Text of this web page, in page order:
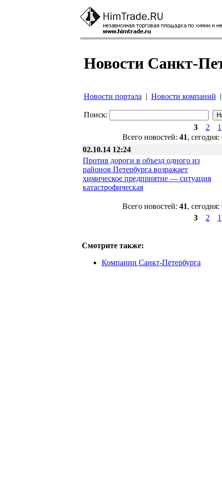
Новости Санкт-
Новости портала | Новости компаний
Поиск:
3
2
1
Всего новостей: 41, сегодня:
02.10.14 12:24
Против дороги в объезд одного из
районов Петербурга возражает
химическое предприятие — ситуация
катастрофическая
Всего новостей: 41, сегодня:
3
2 1
Смотрите также:
Компании Санкт-Петербурга